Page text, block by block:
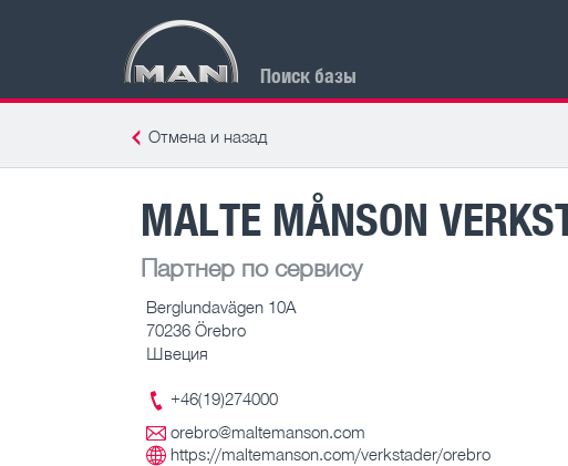
Поиск базы
Отмена и назад
MALTE MÅNSON
Партнер по сервису
Berglundavägen 10A
70236 Örebro
Швеция
+46(19)274000
orebro@maltemanson.com
https://maltemanson.com/verkstader/orebro